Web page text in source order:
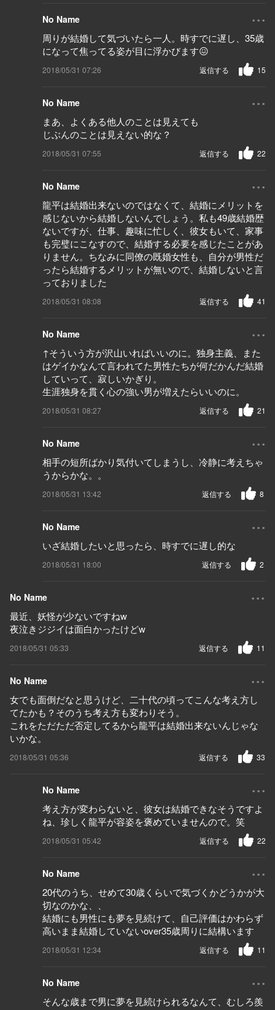
No Name ...
周りが結婚して気づいたら一人。時すでに遅し、35歳
になって焦ってる姿が目に浮かびます😖
2018/05/31 07:26 15
返信する
No Name ...
まあ、よくある他人のことは見えても
じぶんのことは見えない的な？
2018/05/31 07:55 22
返信する
No Name ...
龍平は結婚出来ないのではなくて、結婚にメリットを
感じないから結婚しないんでしょう。私も49歳結婚歴
ないですが、仕事、趣味に忙しく、彼女もいて、家事
も完璧にこなすので、結婚する必要を感じたことがあ
りません。ちなみに同僚の既婚女性も、自分が男性だ
ったら結婚するメリットが無いので、結婚しないと言
っておりました
2018/05/31 08:08 41
返信する
No Name ...
↑そういう方が沢山いればいいのに。独身主義、また
はゲイかなんて言われてた男性たちが何だかんだ結婚
していって、寂しいかぎり。
生涯独身を貫く心の強い男が増えたらいいのに。
2018/05/31 08:27 21
返信する
No Name ...
相手の短所ばかり気付いてしまうし、冷静に考えちゃ
うからかな。。
2018/05/31 13:42 8
返信する
No Name ...
いざ結婚したいと思ったら、時すでに遅し的な
2018/05/31 18:00 2
返信する
No Name ...
最近、妖怪が少ないですねw
夜泣きジジイは面白かったけどw
2018/05/31 05:33 11
返信する
No Name ...
女でも面倒だなと思うけど、二十代の頃ってこんな考え方し
てたかも？そのうち考え方も変わりそう。
これをただただ否定してるから龍平は結婚出来ないんじゃな
いかな。
2018/05/31 05:36 33
返信する
No Name ...
考え方が変わらないと、彼女は結婚できなそうですよ
ね、珍しく龍平が容姿を褒めていませんので。笑
2018/05/31 05:42 22
返信する
No Name ...
20代のうち、せめて30歳くらいで気づくかどうかが大
切なのかな、、
結婚にも男性にも夢を見続けて、自己評価はかわらず
高いまま結婚していないover35歳周りに結構います
2018/05/31 12:34 11
返信する
No Name ...
そんな歳まで男に夢を見続けられるなんて、むしろ羨